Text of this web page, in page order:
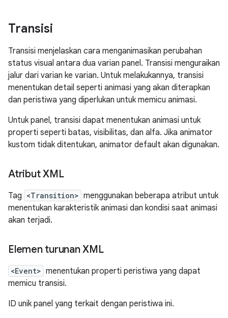
Transisi
Transisi menjelaskan cara menganimasikan perubahan
status visual antara dua varian panel. Transisi menguraikan
jalur dari varian ke varian. Untuk melakukannya, transisi
menentukan detail seperti animasi yang akan diterapkan
dan peristiwa yang diperlukan untuk memicu animasi.
Untuk panel, transisi dapat menentukan animasi untuk
properti seperti batas, visibilitas, dan alfa. Jika animator
kustom tidak ditentukan, animator default akan digunakan.
Atribut XML
Tag <Transition> menggunakan beberapa atribut untuk
menentukan karakteristik animasi dan kondisi saat animasi
akan terjadi.
Elemen turunan XML
<Event> menentukan properti peristiwa yang dapat
memicu transisi.
ID unik panel yang terkait dengan peristiwa ini.